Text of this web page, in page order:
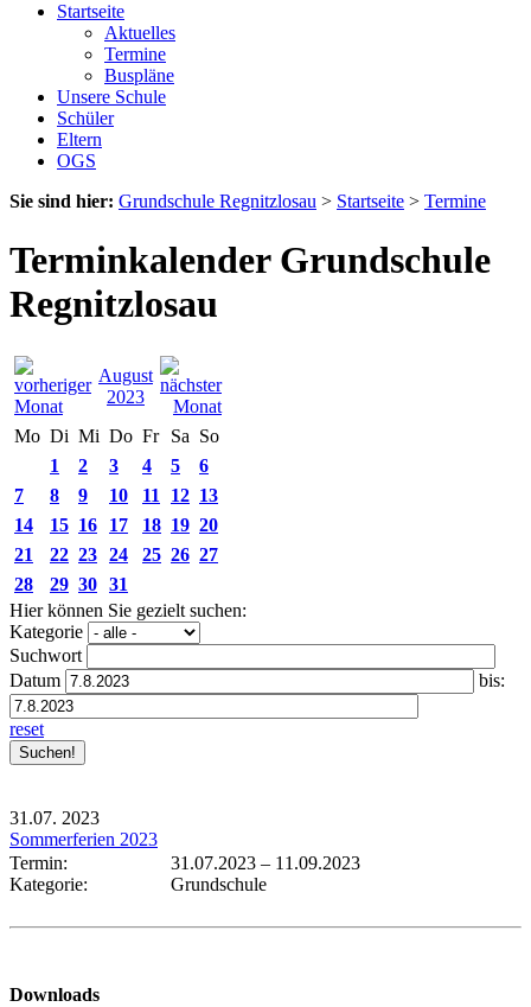
Startseite
Aktuelles
Termine
Buspläne
Unsere Schule
Schüler
Eltern
OGS
Sie sind hier: Grundschule Regnitzlosau > Startseite > Termine
Terminkalender Grundschule
Regnitzlosau
August
2023
Mo Di Mi Do Fr Sa So
1
2 3 4 5
6
7
8 9 10 11 12 13
14
15 16 17 18 19 20
21
22 23 24 25 26 27
28
29 30 31
Hier können Sie gezielt suchen:
Kategorie
Suchwort
Datum
bis:
reset
31.07. 2023
Sommerferien 2023
Termin:
31.07.2023 – 11.09.2023
Kategorie:
Grundschule
Downloads